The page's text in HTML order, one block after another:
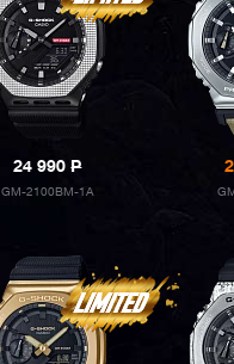
24 990P
GM-2100BM-1A